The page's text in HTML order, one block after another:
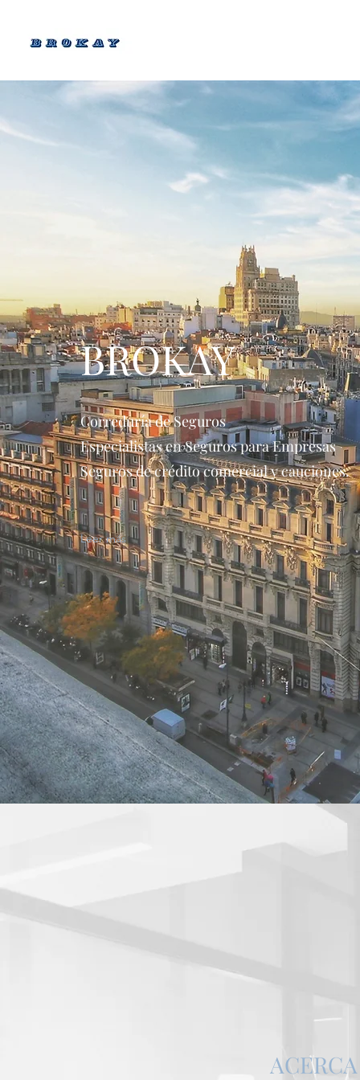
BROKAY
Correduría de Seguros
Especialistas en Seguros para Empresas
Seguros de crédito comercial y cauciones.
Leer más